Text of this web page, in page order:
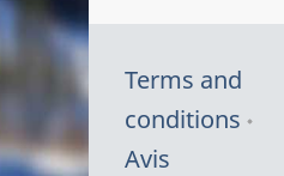
Terms and
conditions
Avis